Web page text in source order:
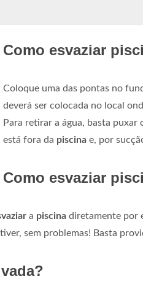
Como esvaziar
Coloque uma das pontas no
deverá ser colocada no local
Para retirar a água, basta
está fora da piscina e, por
Como esvaziar
a piscina diretamente por
sem problemas! Basta